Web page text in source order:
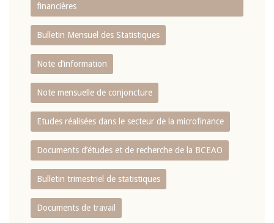
financières
Bulletin Mensuel des Statistiques
Note d’information
Note mensuelle de conjoncture
Etudes réalisées dans le secteur de la microfinance
Documents d’études et de recherche de la BCEAO
Bulletin trimestriel de statistiques
Documents de travail